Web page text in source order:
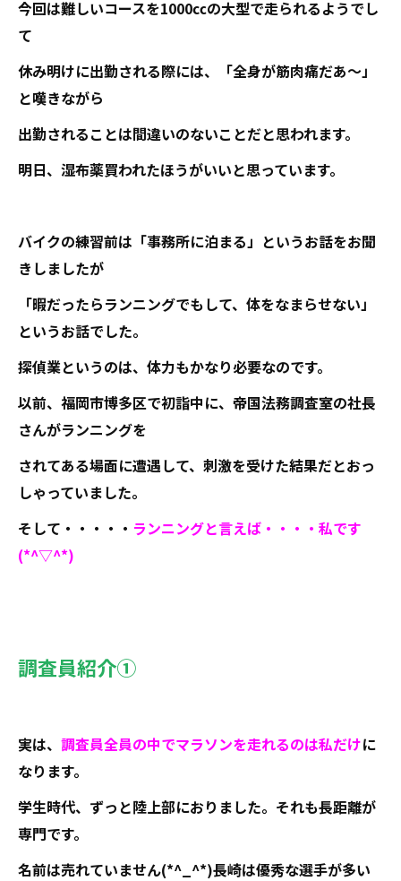
今回は難しいコースを1000㏄の大型で走られるようでし
て
休み明けに出勤される際には、「全身が筋肉痛だあ～」
と嘆きながら
出勤されることは間違いのないことだと思われます。
明日、湿布薬買われたほうがいいと思っています。
バイクの練習前は「事務所に泊まる」というお話をお聞
きしましたが
「暇だったらランニングでもして、体をなまらせない」
というお話でした。
探偵業というのは、体力もかなり必要なのです。
以前、福岡市博多区で初詣中に、帝国法務調査室の社長
さんがランニングを
されてある場面に遭遇して、刺激を受けた結果だとおっ
しゃっていました。
そして・・・・・ ランニングと言えば・・・・私です
(*^▽^*)
調査員紹介①
実は、 調査員全員の中でマラソンを走れるのは私だけに
なります。
学生時代、ずっと陸上部におりました。それも長距離が
専門です。
名前は売れていません(*^_^*)長崎は優秀な選手が多い